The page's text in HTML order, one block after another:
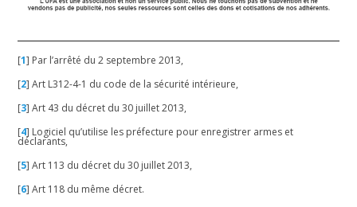
[1] Par l’arrêté du 2 septembre 2013,
[2]Art L312-4-1 du code de la sécurité intérieure,
[3]Art 43 du décret du 30 juillet 2013,
[4] Logiciel qu’utilise les préfecture pour enregistrer armes et
déclarants,
[5]Art 113 du décret du 30 juillet 2013,
[6]Art 118 du même décret.